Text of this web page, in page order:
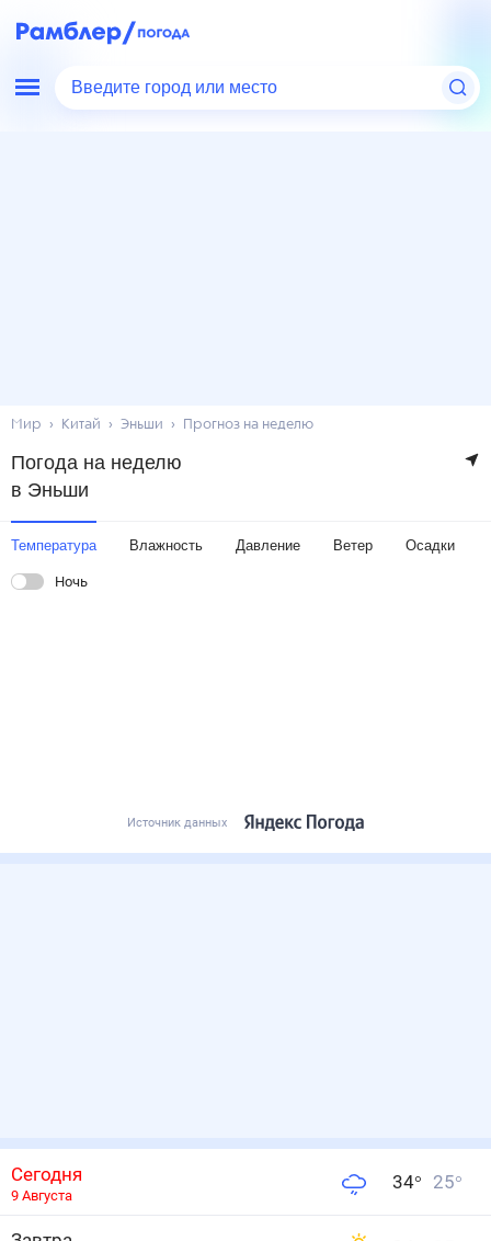
Введите город или место
Мир Китай Эньши Прогноз на неделю
Погода на неделю
в Эньши
Температура Влажность Давление Ветер Осадки
Ночь
Источник данных
Сегодня
9 Августа
34° 25°